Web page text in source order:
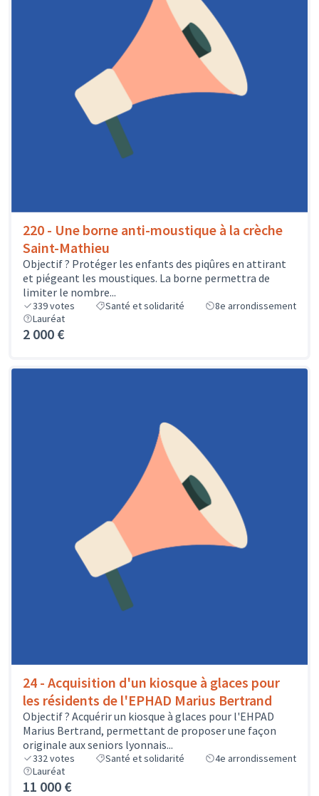
220 - Une borne anti-moustique à la crèche
Saint-Mathieu
Objectif ? Protéger les enfants des piqûres en attirant
et piégeant les moustiques. La borne permettra de
limiter le nombre...
339votes Santé et solidarité
8e arrondissement
Lauréat
2 000 €
24 - Acquisition d'un kiosque à glaces pour
les résidents de l'EPHAD Marius Bertrand
Objectif ? Acquérir un kiosque à glaces pour l'EHPAD
Marius Bertrand, permettant de proposer une façon
originale aux seniors lyonnais...
332votes Santé et solidarité
4e arrondissement
Lauréat
11 000 €